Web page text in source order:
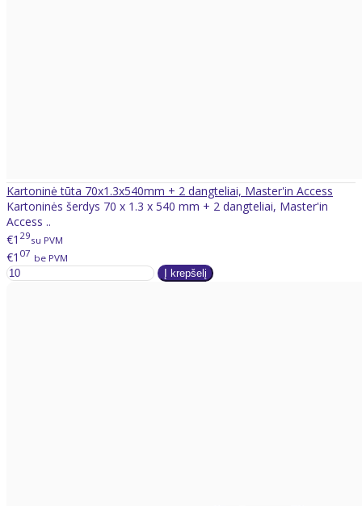
Kartoninė tūta 70x1.3x540mm + 2 dangteliai, Master'in Access
Kartoninės šerdys 70 x 1.3 x 540 mm + 2 dangteliai, Master'in
Access ..
€1 29su PVM
€1 07 be PVM